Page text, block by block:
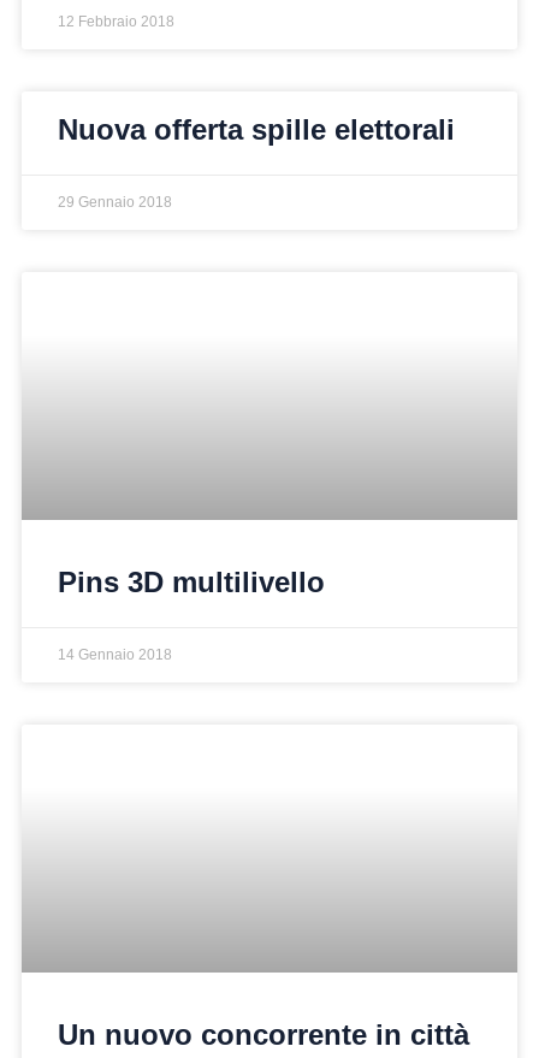
12 Febbraio 2018
Nuova offerta spille elettorali
29 Gennaio 2018
Pins 3D multilivello
14 Gennaio 2018
Un nuovo concorrente in città